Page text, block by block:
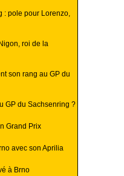
: pole pour Lorenzo,
roi de la
son rang au GP du
GP du Sachsenring ?
Grand Prix
avec son Aprilia
à Brno